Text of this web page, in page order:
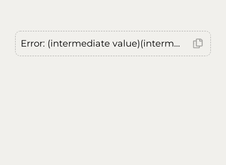
Error: (intermediate value)(intermediate value)(intermediate value).replaceAll is not a function